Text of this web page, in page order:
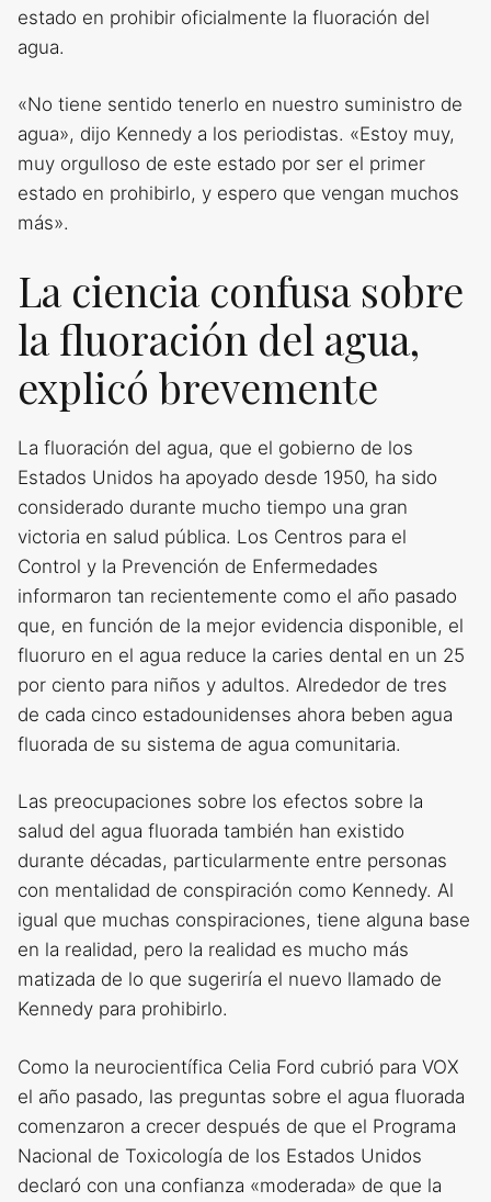
estado en prohibir oficialmente la fluoración del
agua.
«No tiene sentido tenerlo en nuestro suministro de
agua», dijo Kennedy a los periodistas. «Estoy muy,
muy orgulloso de este estado por ser el primer
estado en prohibirlo, y espero que vengan muchos
más».
La ciencia confusa sobre
la fluoración del agua,
explicó brevemente
La fluoración del agua, que el gobierno de los
Estados Unidos ha apoyado desde 1950, ha sido
considerado durante mucho tiempo una gran
victoria en salud pública. Los Centros para el
Control y la Prevención de Enfermedades
informaron tan recientemente como el año pasado
que, en función de la mejor evidencia disponible, el
fluoruro en el agua reduce la caries dental en un 25
por ciento para niños y adultos. Alrededor de tres
de cada cinco estadounidenses ahora beben agua
fluorada de su sistema de agua comunitaria.
Las preocupaciones sobre los efectos sobre la
salud del agua fluorada también han existido
durante décadas, particularmente entre personas
con mentalidad de conspiración como Kennedy. Al
igual que muchas conspiraciones, tiene alguna base
en la realidad, pero la realidad es mucho más
matizada de lo que sugeriría el nuevo llamado de
Kennedy para prohibirlo.
Como la neurocientífica Celia Ford cubrió para VOX
el año pasado, las preguntas sobre el agua fluorada
comenzaron a crecer después de que el Programa
Nacional de Toxicología de los Estados Unidos
declaró con una confianza «moderada» de que la